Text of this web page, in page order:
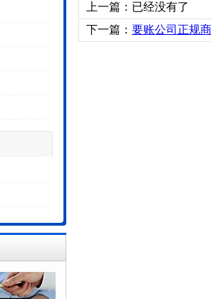
上一篇：已经没有了
下一篇： 要账公司正规